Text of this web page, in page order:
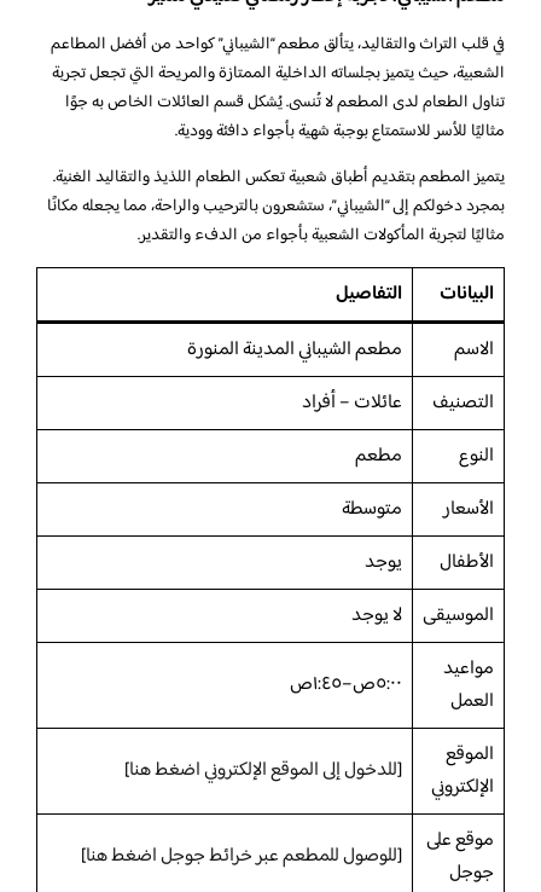
في قلب التراث والتقاليد، يتألق مطعم “الشيباني” كواحد من أفضل المطاعم
الشعبية، حيث يتميز بجلساته الداخلية الممتازة والمريحة التي تجعل تجربة
تناول الطعام لدى المطعم لا تُنسى. يُشكل قسم العائلات الخاص به جوًا
مثاليًا للأسر للاستمتاع بوجبة شهية بأجواء دافئة وودية.
يتميز المطعم بتقديم أطباق شعبية تعكس الطعام اللذيذ والتقاليد الغنية.
بمجرد دخولكم إلى “الشيباني”، ستشعرون بالترحيب والراحة، مما يجعله مكانًا
مثاليًا لتجربة المأكولات الشعبية بأجواء من الدفء والتقدير.
البيانات
التفاصيل
الاسم
مطعم الشيباني المدينة المنورة
التصنيف
عائلات – أفراد
النوع
مطعم
الأسعار
متوسطة
الأطفال
يوجد
الموسيقى
لا يوجد
مواعيد
العمل
٥:٠٠ص–١:٤٥ص
الموقع
الإلكتروني
[للدخول إلى الموقع الإلكتروني اضغط هنا]
موقع على
جوجل
[للوصول للمطعم عبر خرائط جوجل اضغط هنا]